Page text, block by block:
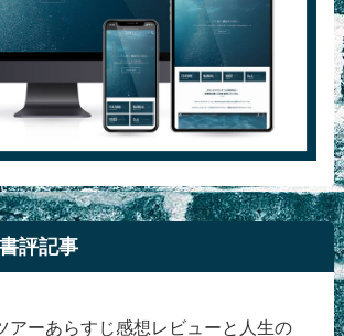
評記事
アーあらすじ感想レビューと人生の